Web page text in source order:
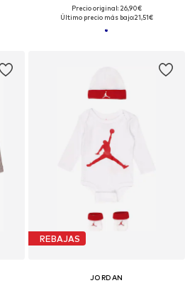
Precio original: 26,90€
Último precio más bajo:21,51€
REBAJAS
JORDAN